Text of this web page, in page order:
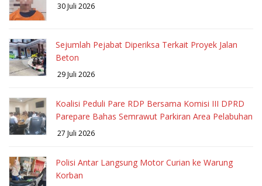
30 Juli 2026
Sejumlah Pejabat Diperiksa Terkait Proyek Jalan
Beton
29 Juli 2026
Koalisi Peduli Pare RDP Bersama Komisi III DPRD
Parepare Bahas Semrawut Parkiran Area Pelabuhan
27 Juli 2026
Polisi Antar Langsung Motor Curian ke Warung
Korban